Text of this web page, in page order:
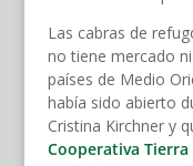
Las cabras de
no tiene mercado
países de Medio
había sido abierto
Cristina Kirchner y
Cooperativa